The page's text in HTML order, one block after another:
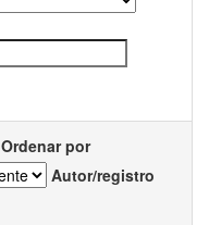
Ordenar por
Autor/registro